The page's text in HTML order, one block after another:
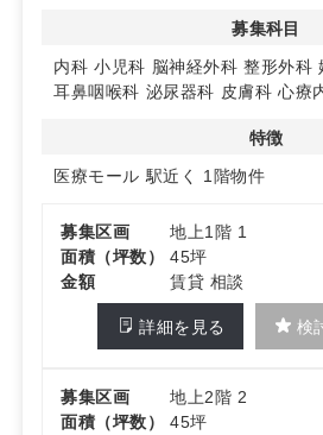
募集科目
内科 小児科 脳神経外科 整形外科
耳鼻咽喉科 泌尿器科 皮膚科 心療
特徴
医療モール 駅近く 1階物件
募集区画
地上1階 1
面積（坪数）
45坪
金額
賃貸 相談
詳細を見る 検
募集区画
地上2階 2
面積（坪数）
45坪